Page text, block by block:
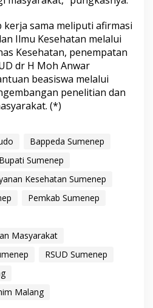
sama meliputi afirmasi
Ilmu Kesehatan melalui
Kesehatan, penempatan
dr H Moh Anwar
beasiswa melalui
penelitian dan
(*)
Bappeda Sumenep
Bupati Sumenep
Kesehatan Sumenep
Pemkab Sumenep
Masyarakat
RSUD Sumenep
Malang